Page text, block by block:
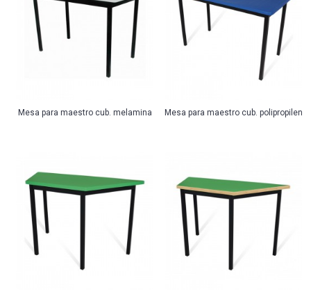
Mesa para maestro cub. melamina Mesa para maestro cub. polipropileno